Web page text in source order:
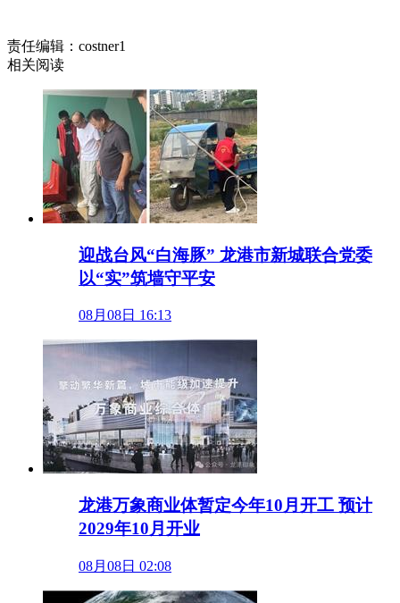
责任编辑：costner1
相关阅读
迎战台风“白海豚” 龙港市新城联合党委
以“实”筑墙守平安
08月08日 16:13
龙港万象商业体暂定今年10月开工 预计
2029年10月开业
08月08日 02:08